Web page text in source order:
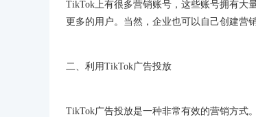
TikTok上有很多营销账号，这些账号拥有大
更多的用户。当然，企业也可以自己创建营
二、利用TikTok广告投放
TikTok广告投放是一种非常有效的营销方式